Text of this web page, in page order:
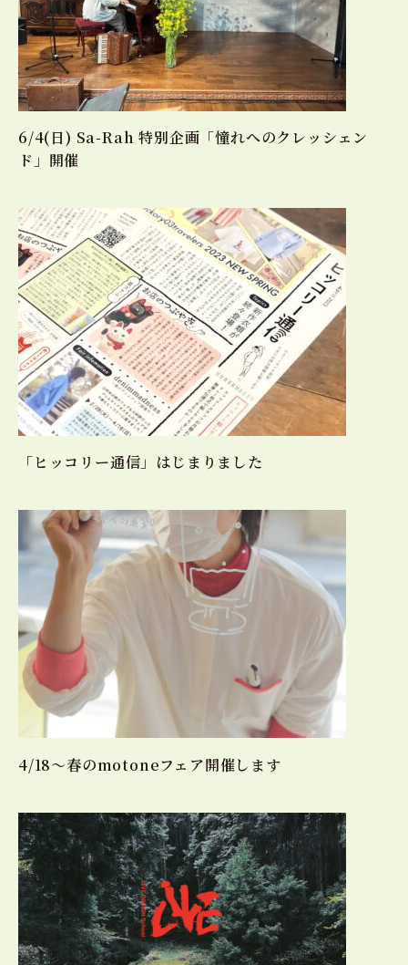
6/4(日) Sa-Rah 特別企画「憧れへのクレッシェン
ド」開催
「ヒッコリー通信」はじまりました
4/18〜春のmotoneフェア開催します